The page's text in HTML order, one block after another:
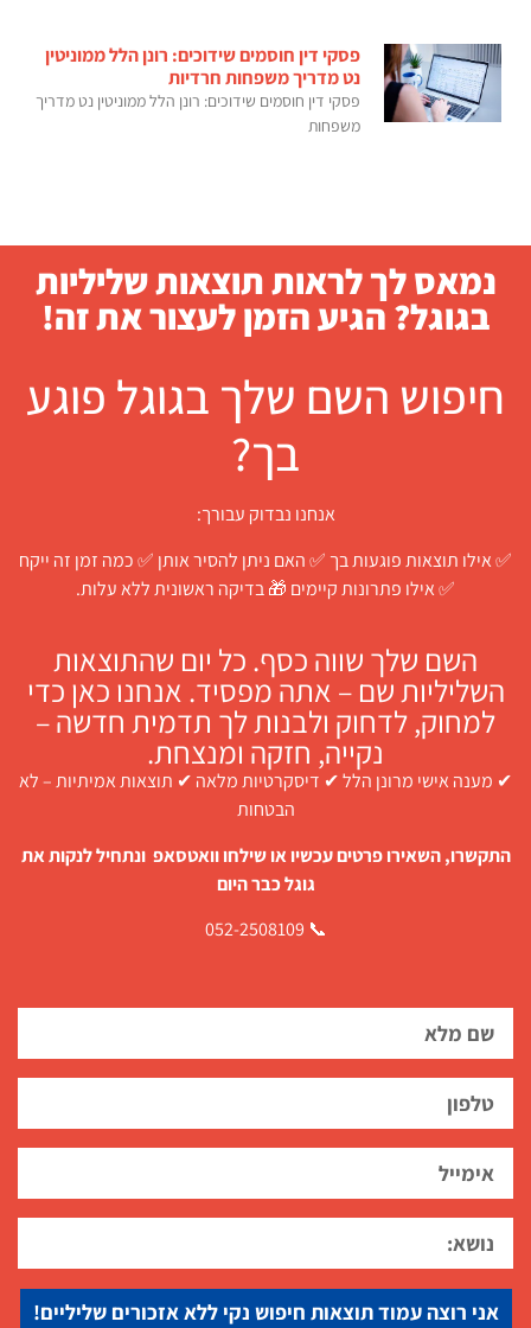
פסקי דין חוסמים שידוכים: רונן הלל ממוניטין
נט מדריך משפחות חרדיות
פסקי דין חוסמים שידוכים: רונן הלל ממוניטין נט מדריך
משפחות
נמאס לך לראות תוצאות שליליות
בגוגל? הגיע הזמן לעצור את זה!
חיפוש השם שלך בגוגל פוגע
בך?
אנחנו נבדוק עבורך:
✅ אילו תוצאות פוגעות בך ✅ האם ניתן להסיר אותן ✅ כמה זמן זה ייקח
✅ אילו פתרונות קיימים 🎁 בדיקה ראשונית ללא עלות.
השם שלך שווה כסף. כל יום שהתוצאות
השליליות שם – אתה מפסיד. אנחנו כאן כדי
למחוק, לדחוק ולבנות לך תדמית חדשה –
נקייה, חזקה ומנצחת.
✔ מענה אישי מרונן הלל ✔ דיסקרטיות מלאה ✔ תוצאות אמיתיות – לא
הבטחות
התקשרו, השאירו פרטים עכשיו או שילחו וואטסאפ ונתחיל לנקות את
גוגל כבר היום
📞 052-2508109
אני רוצה עמוד תוצאות חיפוש נקי ללא אזכורים שליליים!